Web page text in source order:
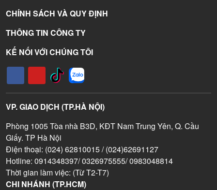
CHÍNH SÁCH VÀ QUY ĐỊNH
THÔNG TIN CÔNG TY
KẾ NỐI VỚI CHÚNG TÔI
VP. GIAO DỊCH (TP.HÀ NỘI)
Phòng 1005 Tòa nhà B3D, KĐT Nam Trung Yên, Q. Cầu
Giấy. TP Hà Nội
Điện thoại: (024) 62810015 / (024)62691127
Hotline: 0914348397/ 0326975555/ 0983048814
Thời gian làm việc: (Từ T2-T7)
CHI NHÁNH (TP.HCM)